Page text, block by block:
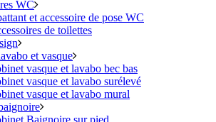
WC
et accessoire de pose WC
de toilettes
et vasque
vasque et lavabo bec bas
vasque et lavabo surélevé
vasque et lavabo mural
Baignoire sur pied